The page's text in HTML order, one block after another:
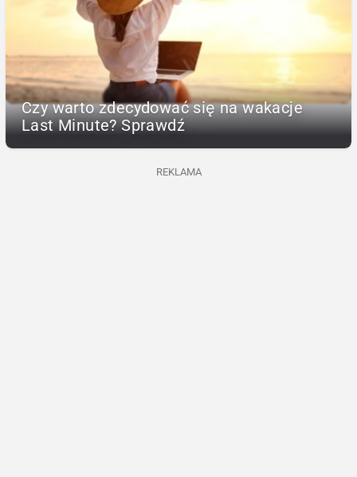
Czy warto zdecydować się na wakacje
Last Minute? Sprawdź
REKLAMA